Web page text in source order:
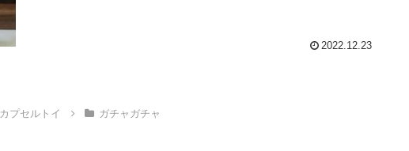
2022.12.23
カプセルトイ ガチャガチャ